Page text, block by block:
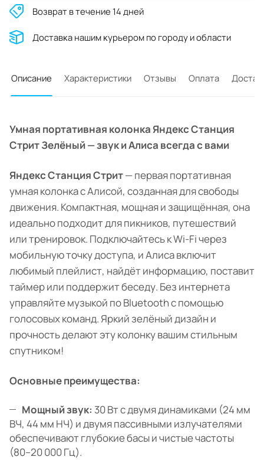
Возврат в течение 14 дней
Доставĸа нашим ĸурьером по городу и области
Описание Характеристики Отзывы Оплата
Умная портативная колонка Яндекс Станция
Стрит Зелёный — звук и Алиса всегда с вами
Яндекс Станция Стрит— первая портативная
умная колонка с Алисой, созданная для свободы
движения. Компактная, мощная и защищённая, она
идеально подходит для пикников, путешествий
или тренировок. Подключайтесь к Wi-Fi через
мобильную точку доступа, и Алиса включит
любимый плейлист, найдёт информацию, поставит
таймер или поддержит беседу. Без интернета
управляйте музыкой по Bluetooth с помощью
голосовых команд. Яркий зелёный дизайн и
прочность делают эту колонку вашим стильным
спутником!
Основные преимущества:
Мощный звук: 30 Вт с двумя динамиками (24 мм
ВЧ, 44 мм НЧ) и двумя пассивными излучателями
обеспечивают глубокие басы и чистые частоты
(80–20 000 Гц).